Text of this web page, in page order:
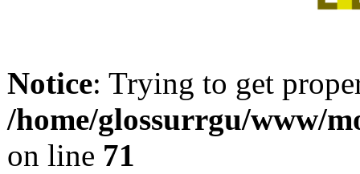
Notice: Trying to get
/home/glossurrgu/www/
on line 71